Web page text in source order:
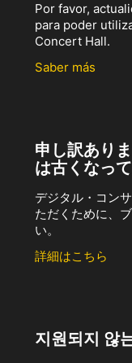
Por favor,
para poder
Concert Hall.
Saber más
申し訳あり
は古くなっ
デジタル・コン
ただくために、
い。
詳細はこちら
지원되지 않